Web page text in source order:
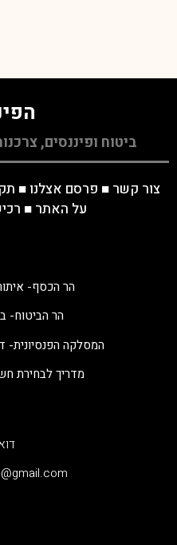
ביטוח ופיננסים,
צור קשר ■ פרסם אצלנו ■
על האתר ■
הר הכסף-
הר הביטוח-
המסלקה
מדריך לבחירת